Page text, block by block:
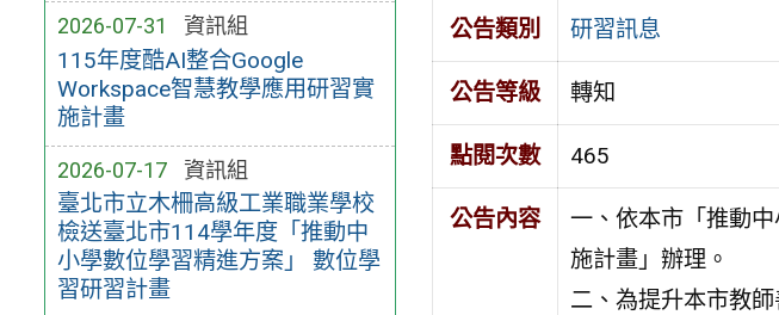
2026-07-31 資訊組
115年度酷AI整合Google
Workspace智慧教學應用研習實
施計畫
2026-07-17 資訊組
臺北市立木柵高級工業職業學校
檢送臺北市114學年度「推動中
小學數位學習精進方案」 數位學
習研習計畫
公告類別 研習訊息
公告等級 轉知
點閱次數 465
公告內容
一、依本市「推動
施計畫」辦理。
二、為提升本市教